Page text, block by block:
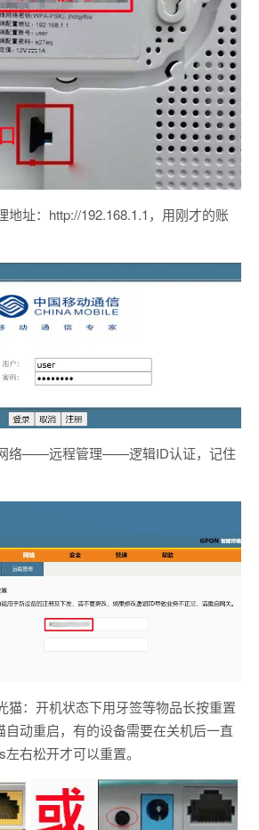
地址：http://192.168.1.1，用刚才的账
络——远程管理——逻辑ID认证，记住
猫：开机状态下用牙签等物品长按重置
动重启，有的设备需要在关机后一直
右松开才可以重置。